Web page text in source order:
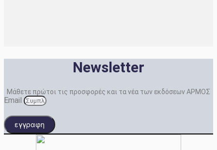
Newsletter
Μάθετε πρώτοι τις προσφορές και τα νέα των εκδόσεων ΑΡΜΟΣ
Email
εγγραφη